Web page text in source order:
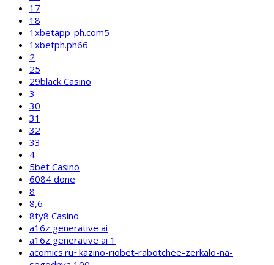
17
18
1xbetapp-ph.com5
1xbetph.ph66
2
25
29black Casino
3
30
31
32
33
4
5bet Casino
6084 done
8
8,6
8ty8 Casino
a16z generative ai
a16z generative ai 1
acomics.ru~kazino-riobet-rabotchee-zerkalo-na-